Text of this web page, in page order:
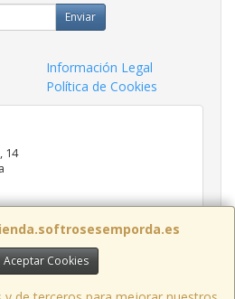
Aceptar Cookies
Enviar
Información Legal
Política de Cookies
14
y 16:00-19:00